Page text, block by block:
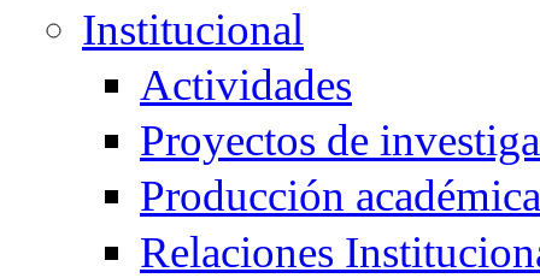
Institucional
Actividades
Proyectos de
Producción académica
Relaciones